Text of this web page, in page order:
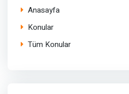
Anasayfa
Konular
Tüm Konular